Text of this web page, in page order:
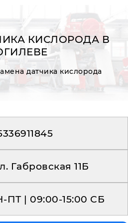
КИСЛОРОДА В
датчика кислорода
Габровская 11Б
ПТ | 09:00-15:00 СБ